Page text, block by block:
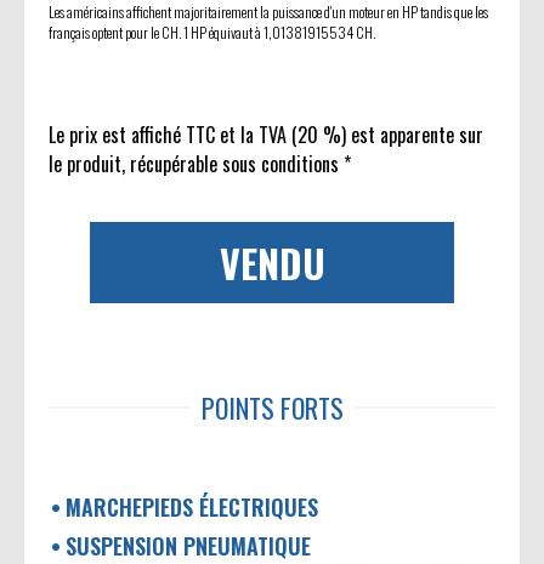
Les américains affichent majoritairement la puissance d'un moteur en HP tandis que les
français optent pour le CH. 1 HP équivaut à 1,01381915534 CH.
Le prix est affiché TTC et la TVA (20 %) est apparente sur
le produit, récupérable sous conditions *
VENDU
POINTS FORTS
MARCHEPIEDS ÉLECTRIQUES
SUSPENSION PNEUMATIQUE